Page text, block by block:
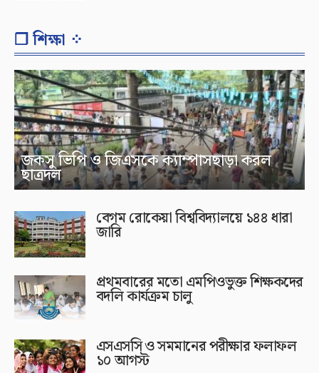
❐ শিক্ষা ⁘
জকসু ভিপি ও জিএসকে ক্যাম্পাসছাড়া করল
ছাত্রদল
বেগম রোকেয়া বিশ্ববিদ্যালয়ে ১৪৪ ধারা
জারি
প্রথমবারের মতো এমপিওভুক্ত শিক্ষকদের
বদলি কার্যক্রম চালু
এসএসসি ও সমমানের পরীক্ষার ফলাফল
১০ আগস্ট